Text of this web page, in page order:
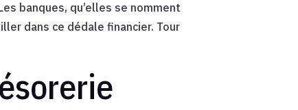
banques, qu’elles se nomment
dans ce dédale financier. Tour